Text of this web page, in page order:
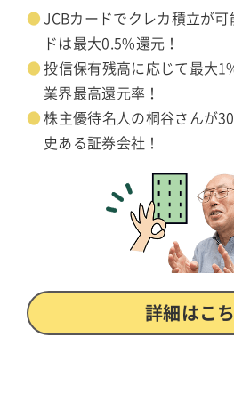
JCBカードでクレカ積立が
ドは最大0.5%還元！
投信保有残高に応じて最大
業界最高還元率！
株主優待名人の桐谷さんが
史ある証券会社！
詳細はこ